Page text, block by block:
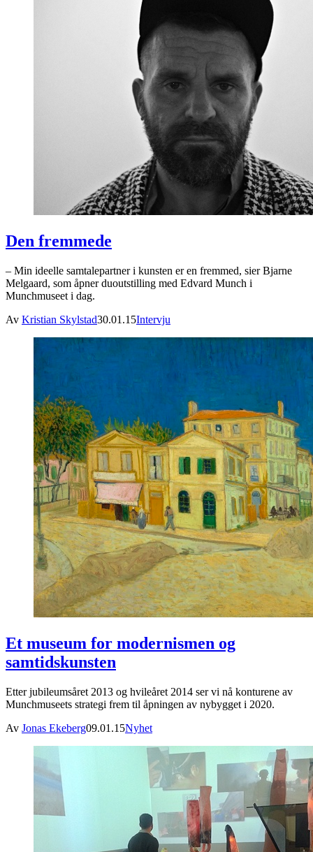
Den fremmede
– Min ideelle samtalepartner i kunsten er en fremmed, sier Bjarne
Melgaard, som åpner duoutstilling med Edvard Munch i
Munchmuseet i dag.
Av Kristian Skylstad30.01.15Intervju
Et museum for modernismen og
samtidskunsten
Etter jubileumsåret 2013 og hvileåret 2014 ser vi nå konturene av
Munchmuseets strategi frem til åpningen av nybygget i 2020.
Av Jonas Ekeberg09.01.15Nyhet